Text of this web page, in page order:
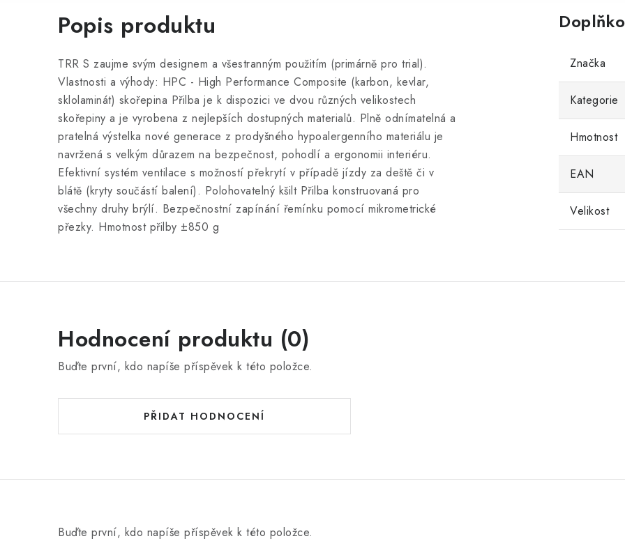
Popis produktu
TRR S zaujme svým designem a všestranným použitím (primárně pro trial).
Vlastnosti a výhody: HPC - High Performance Composite (karbon, kevlar,
sklolaminát) skořepina Přilba je k dispozici ve dvou různých velikostech
skořepiny a je vyrobena z nejlepších dostupných materialů. Plně odnímatelná a
pratelná výstelka nové generace z prodyšného hypoalergenního materiálu je
navržená s velkým důrazem na bezpečnost, pohodlí a ergonomii interiéru.
Efektivní systém ventilace s možností překrytí v případě jízdy za deště či v
blátě (kryty součástí balení). Polohovatelný kšilt Přilba konstruovaná pro
všechny druhy brýlí. Bezpečnostní zapínání řemínku pomocí mikrometrické
přezky. Hmotnost přilby ±850 g
Značka
Kategorie
Hmotnost
EAN
Velikost
Hodnocení produktu (0)
Buďte první, kdo napíše příspěvek k této položce.
PŘIDAT HODNOCENÍ
Buďte první, kdo napíše příspěvek k této položce.